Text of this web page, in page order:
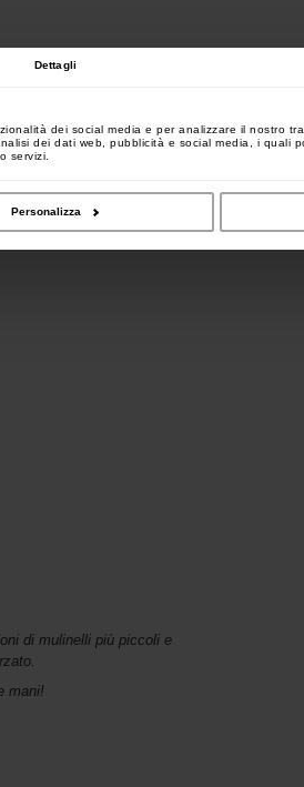
Dettagli
dei social media e per analizzare il nostro
dei dati web, pubblicità e social media, i quali
servizi.
Personalizza
di mulinelli più piccoli e
mani!